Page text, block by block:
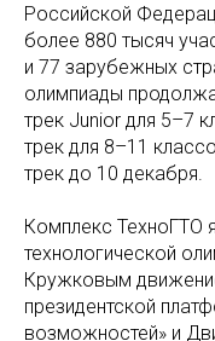
Российской
более 880 тысяч
и 77 зарубежных
олимпиады
трек Junior для 5–7
трек для 8–11
трек до 10 декабря.
Комплекс ТехноГТО
технологической
Кружковым
президентской
возможностей» и